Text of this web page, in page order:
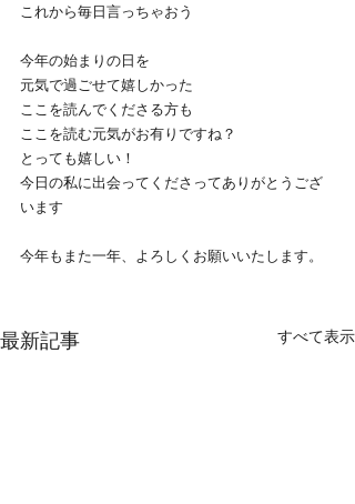
これから毎日言っちゃおう
今年の始まりの日を
元気で過ごせて嬉しかった
ここを読んでくださる方も
ここを読む元気がお有りですね？
とっても嬉しい！
今日の私に出会ってくださってありがとうござ
います
今年もまた一年、よろしくお願いいたします。
最新記事 すべて表示